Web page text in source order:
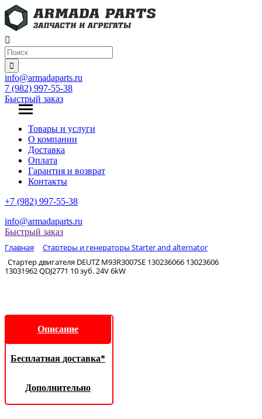
info@armadaparts.ru
7 (982) 997-55-38
Быстрый заказ
Товары и услуги
О компании
Доставка
Оплата
Гарантия и возврат
Контакты
+7 (982) 997-55-38
info@armadaparts.ru
Быстрый заказ
Главная
Стартеры и генераторы Starter and alternator
Стартер двигателя DEUTZ M93R3007SE 130236066 13023606
13031962 QDJ2771 10 зуб. 24V 6kW
Описание
Бесплатная доставка*
Дополнительно